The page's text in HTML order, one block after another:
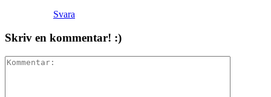
Svara
Skriv en kommentar! :)